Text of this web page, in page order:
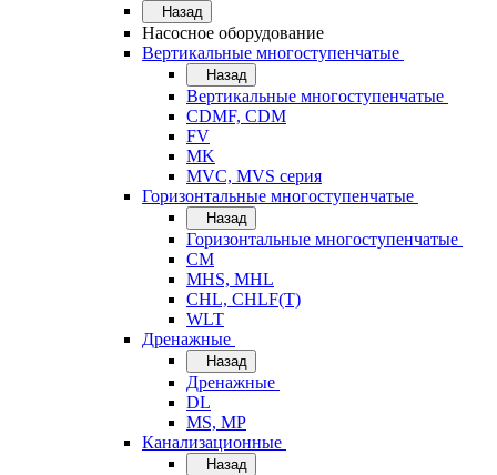
Назад
Насосное оборудование
Вертикальные многоступенчатые
Назад
Вертикальные многоступенчатые
CDMF, CDM
FV
MK
MVC, MVS серия
Горизонтальные многоступенчатые
Назад
Горизонтальные многоступенчатые
CM
MHS, MHL
CHL, CHLF(T)
WLT
Дренажные
Назад
Дренажные
DL
MS, MP
Канализационные
Назад